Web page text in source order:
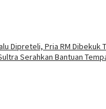
Dipreteli, Pria RM Dibekuk
Serahkan Bantuan